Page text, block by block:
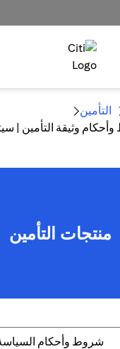
التأمين
وثيقة التأمين |
منتجات التأمين
شروط وأحكام